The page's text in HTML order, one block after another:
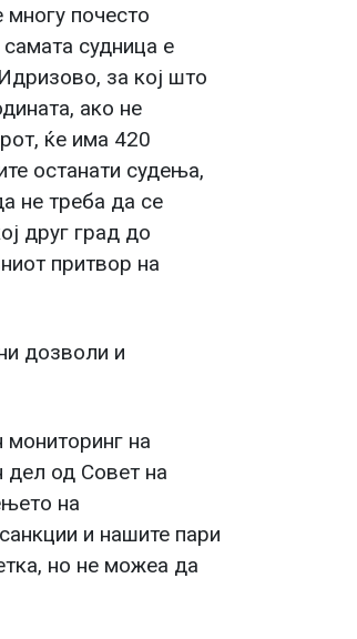
почесто
судница е
за кој што
ако не
ќе има 420
останати судења,
не треба да се
друг град до
притвор на
дозволи и
мониторинг на
дел од Совет на
на
и нашите пари
но не можеа да